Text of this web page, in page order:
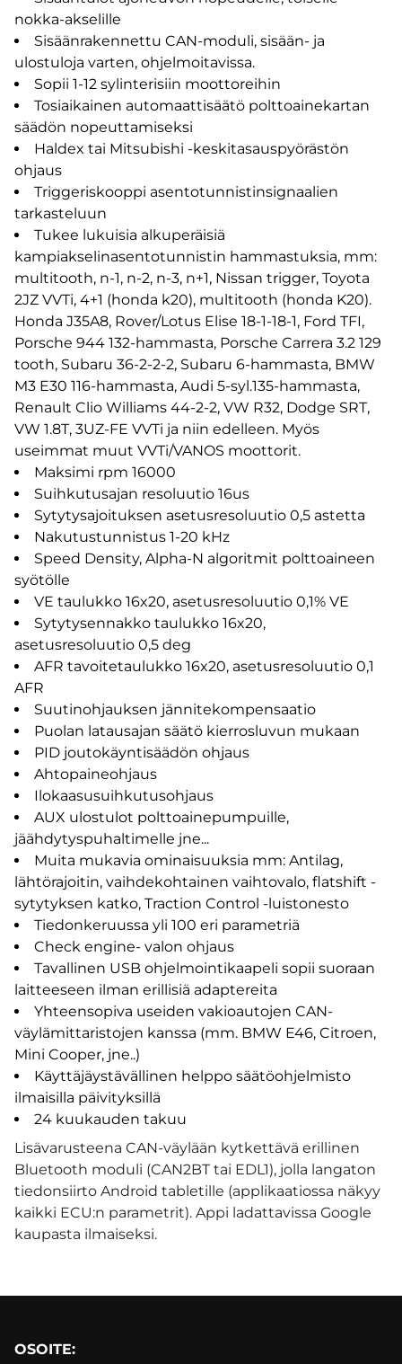
nokka-akselille
Sisäänrakennettu CAN-moduli, sisään- ja
ulostuloja varten, ohjelmoitavissa.
Sopii 1-12 sylinterisiin moottoreihin
Tosiaikainen automaattisäätö polttoainekartan
säädön nopeuttamiseksi
Haldex tai Mitsubishi -keskitasauspyörästön
ohjaus
Triggeriskooppi asentotunnistinsignaalien
tarkasteluun
Tukee lukuisia alkuperäisiä
kampiakselinasentotunnistin hammastuksia, mm:
multitooth, n-1, n-2, n-3, n+1, Nissan trigger, Toyota
2JZ VVTi, 4+1 (honda k20), multitooth (honda K20).
Honda J35A8, Rover/Lotus Elise 18-1-18-1, Ford TFI,
Porsche 944 132-hammasta, Porsche Carrera 3.2 129
tooth, Subaru 36-2-2-2, Subaru 6-hammasta, BMW
M3 E30 116-hammasta, Audi 5-syl.135-hammasta,
Renault Clio Williams 44-2-2, VW R32, Dodge SRT,
VW 1.8T, 3UZ-FE VVTi ja niin edelleen. Myös
useimmat muut VVTi/VANOS moottorit.
Maksimi rpm 16000
Suihkutusajan resoluutio 16us
Sytytysajoituksen asetusresoluutio 0,5 astetta
Nakutustunnistus 1-20 kHz
Speed Density, Alpha-N algoritmit polttoaineen
syötölle
VE taulukko 16x20, asetusresoluutio 0,1% VE
Sytytysennakko taulukko 16x20,
asetusresoluutio 0,5 deg
AFR tavoitetaulukko 16x20, asetusresoluutio 0,1
AFR
Suutinohjauksen jännitekompensaatio
Puolan latausajan säätö kierrosluvun mukaan
PID joutokäyntisäädön ohjaus
Ahtopaineohjaus
Ilokaasusuihkutusohjaus
AUX ulostulot polttoainepumpuille,
jäähdytyspuhaltimelle jne...
Muita mukavia ominaisuuksia mm: Antilag,
lähtörajoitin, vaihdekohtainen vaihtovalo, flatshift -
sytytyksen katko, Traction Control -luistonesto
Tiedonkeruussa yli 100 eri parametriä
Check engine- valon ohjaus
Tavallinen USB ohjelmointikaapeli sopii suoraan
laitteeseen ilman erillisiä adaptereita
Yhteensopiva useiden vakioautojen CAN-
väylämittaristojen kanssa (mm. BMW E46, Citroen,
Mini Cooper, jne..)
Käyttäjäystävällinen helppo säätöohjelmisto
ilmaisilla päivityksillä
24 kuukauden takuu
Lisävarusteena CAN-väylään kytkettävä erillinen
Bluetooth moduli (CAN2BT tai EDL1), jolla langaton
tiedonsiirto Android tabletille (applikaatiossa näkyy
kaikki ECU:n parametrit). Appi ladattavissa Google
kaupasta ilmaiseksi.
OSOITE: